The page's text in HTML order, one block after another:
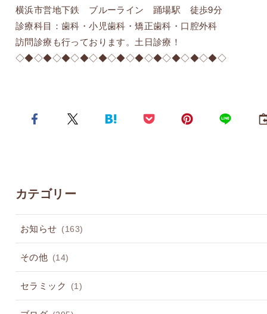
横浜市営地下鉄 ブルーライン 踊場駅 徒歩9分
診療科目：歯科・小児歯科・矯正歯科・口腔外科
訪問診療も行っております。土日診療！
◇◆◇◆◇◆◇◆◇◆◇◆◇◆◇◆◇◆◇◆◇◆◇
カテゴリー
お知らせ (163)
その他 (14)
セラミック (1)